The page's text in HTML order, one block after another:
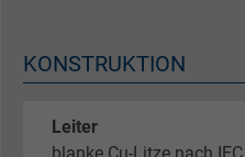
KONSTRUKTION
Leiter